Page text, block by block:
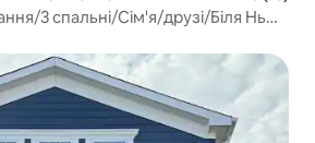
3 спальні/Сім'я/друзі/Біля Нью-